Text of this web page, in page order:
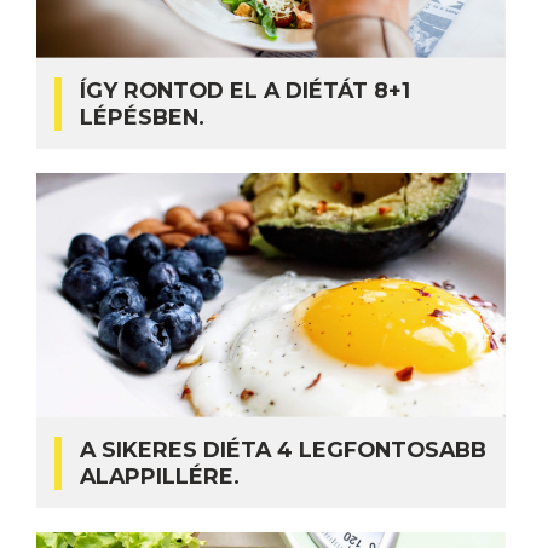
ÍGY RONTOD EL A DIÉTÁT 8+1
LÉPÉSBEN.
A SIKERES DIÉTA 4 LEGFONTOSABB
ALAPPILLÉRE.